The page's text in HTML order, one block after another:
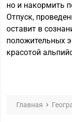
но и накормить
Отпуск,
оставит в
положительных
красотой
Главная